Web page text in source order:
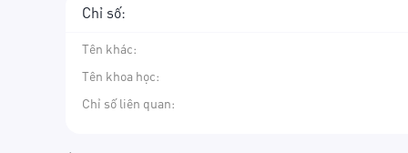
Chỉ số:
Tên khác:
Tên khoa học:
Chỉ số liên quan: